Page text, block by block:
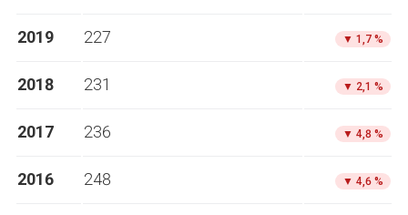
2019 227 ▼ 1,7 %
2018 231 ▼ 2,1 %
2017 236 ▼ 4,8 %
2016 248 ▼ 4,6 %